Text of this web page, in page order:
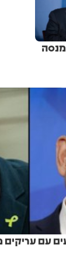
מנסה
עם